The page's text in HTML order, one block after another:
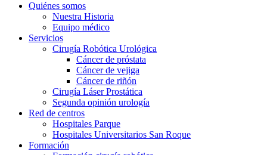
Quiénes somos
Nuestra Historia
Equipo médico
Servicios
Cirugía Robótica Urológica
Cáncer de próstata
Cáncer de vejiga
Cáncer de riñón
Cirugía Láser Prostática
Segunda opinión urología
Red de centros
Hospitales Parque
Hospitales Universitarios San Roque
Formación